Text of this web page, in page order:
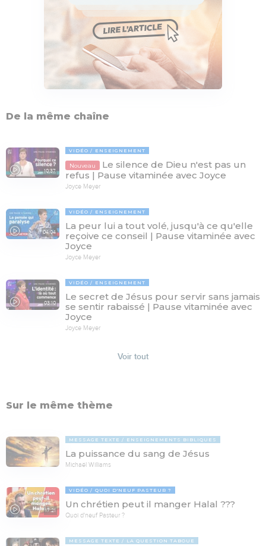
De la même chaîne
10:37
VIDÉO ENSEIGNEMENT
Nouveau
Le silence de Dieu n'est pas un
refus | Pause vitaminée avec Joyce
Joyce Meyer
04:04
VIDÉO ENSEIGNEMENT
La peur lui a tout volé, jusqu'à ce qu'elle
reçoive ce conseil | Pause vitaminée avec
Joyce
Joyce Meyer
03:10
VIDÉO ENSEIGNEMENT
Le secret de Jésus pour servir sans jamais
se sentir rabaissé | Pause vitaminée avec
Joyce
Joyce Meyer
Voir tout
Sur le même thème
MESSAGE TEXTE ENSEIGNEMENTS BIBLIQUES
La puissance du sang de Jésus
Michaël Williams
17:21
VIDÉO QUOI D'NEUF PASTEUR ?
Un chrétien peut il manger Halal ???
Quoi d'neuf Pasteur ?
MESSAGE TEXTE LA QUESTION TABOUE